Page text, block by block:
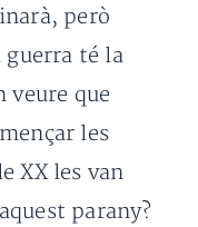
però
guerra té la
veure que
les
XX les van
parany?